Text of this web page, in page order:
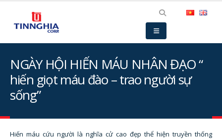
NGÀY HỘI HIẾN MÁU NHÂN ĐẠO “
hiến giọt máu đào – trao người sự
sống”
Hiến máu cứu người là nghĩa cử cao đẹp thể hiện truyền thống